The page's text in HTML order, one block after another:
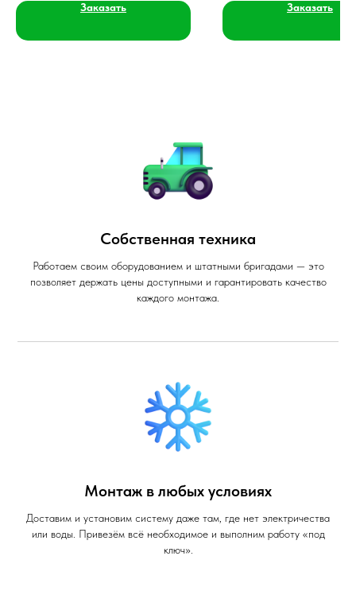
Заказать Заказать
Собственная техника
Работаем своим оборудованием и штатными бригадами — это
позволяет держать цены доступными и гарантировать качество
каждого монтажа.
Монтаж в любых условиях
Доставим и установим систему даже там, где нет электричества
или воды. Привезём всё необходимое и выполним работу «под
ключ».